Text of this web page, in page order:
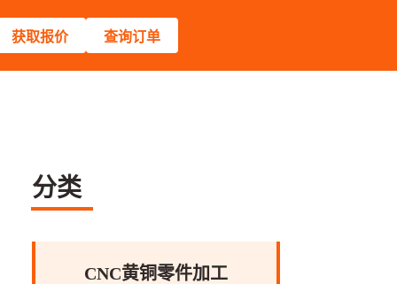
获取报价 查询订单
分类
CNC黄铜零件加工